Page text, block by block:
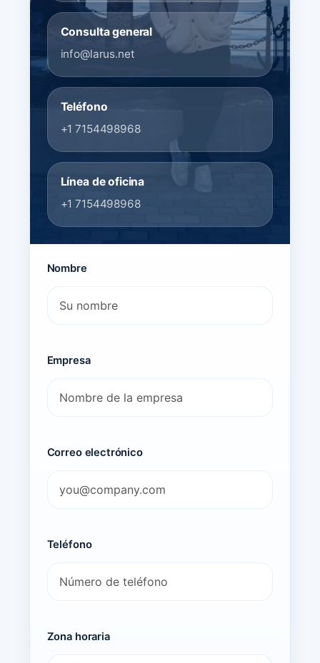
Consulta general
info@larus.net
Teléfono
+1 7154498968
Línea de oficina
+1 7154498968
Nombre
Empresa
Correo electrónico
Teléfono
Zona horaria